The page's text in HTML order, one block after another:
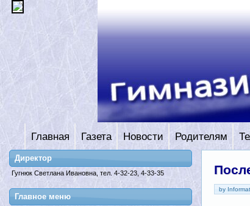
Главная Газета Новости Родителям
by
Директор
Гугнюк Светлана Ивановна, тел. 4-32-23, 4-33-35
Главное меню